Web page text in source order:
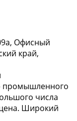
Офисный
край,
промышленного
числа
Широкий